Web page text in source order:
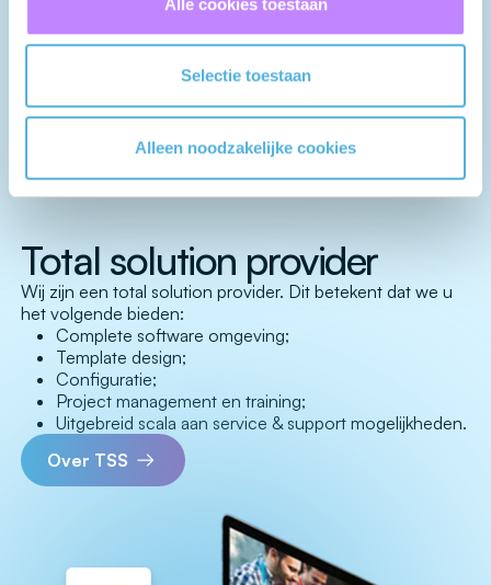
Selectie toestaan
Alleen noodzakelijke cookies
Wat zijn de kosten?
Total solution provider
Wij zijn een total solution provider. Dit betekent dat we u
het volgende bieden:
Complete software omgeving;
Template design;
Configuratie;
Project management en training;
Uitgebreid scala aan service & support mogelijkheden.
Over TSS